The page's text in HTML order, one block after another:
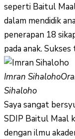
seperti Baitul
dalam mendidik
penerapan 18
pada anak.
Imran Sihaloho
Sihaloho
Saya sangat
SDIP Baitul Maal
dengan ilmu